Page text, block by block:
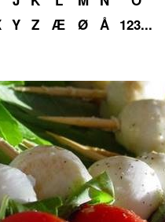
Y Z Æ Ø Å 123...